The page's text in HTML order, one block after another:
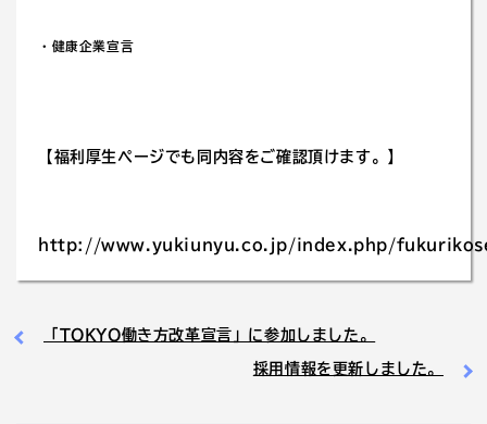
・ 健康企業宣言
【福利厚生ページでも同内容をご確認頂けます。】
http://www.yukiunyu.co.jp/index.php/
「TOKYO働き方改革宣言」に参加しました。
採用情報を更新しました。